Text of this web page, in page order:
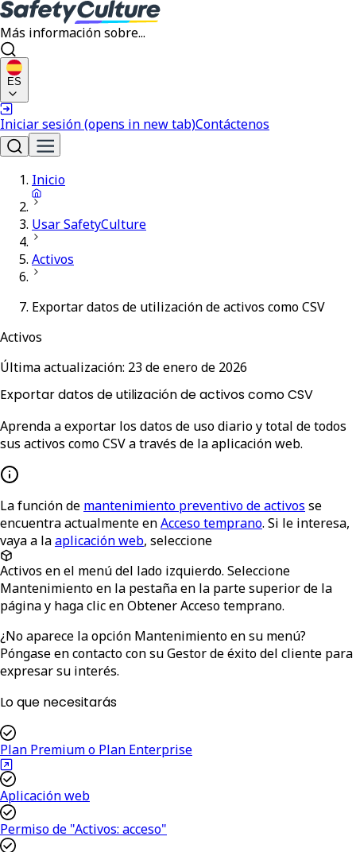
Más información sobre...
ES
Iniciar sesión(opens in new tab)Contáctenos
Inicio
Usar SafetyCulture
Activos
Exportar datos de utilización de activos como CSV
Activos
Última actualización: 23 de enero de 2026
Exportar datos de utilización de activos como CSV
Aprenda a exportar los datos de uso diario y total de todos
sus activos como CSV a través de la aplicación web.
La función de mantenimiento preventivo de activos se
encuentra actualmente enAcceso temprano. Si le interesa,
vaya a laaplicación web, seleccione
Activos en el menú del lado izquierdo. Seleccione
Mantenimientoen la pestaña en la parte superior de la
página y haga clic enObtener Acceso temprano.
¿No aparece la opción Mantenimiento en su menú?
Póngase en contacto con su Gestor de éxito del cliente para
expresar su interés.
Lo que necesitarás
Plan Premium o Plan Enterprise
Aplicación web
Permiso de "Activos: acceso"